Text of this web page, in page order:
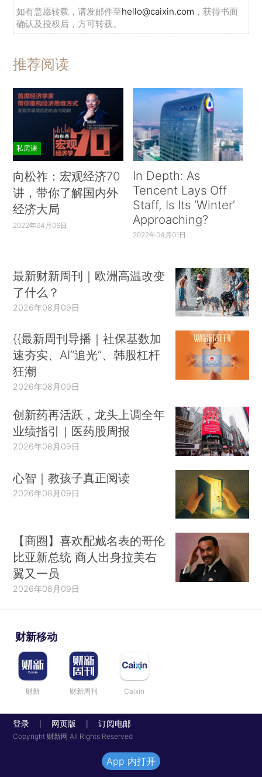
如有意愿转载，请发邮件至hello@caixin.com ，获得书面
确认及授权后，方可转载。
推荐阅读
私房课
向松祚：宏观经济70
讲，带你了解国内外
经济大局
2022年04月06日
In Depth: As
Tencent Lays Off
Staff, Is Its ‘Winter’
Approaching?
2022年04月01日
最新财新周刊｜欧洲高温改变
了什么？
2026年08月09日
{{最新周刊导播｜社保基数加
速夯实、AI“追光”、韩股杠杆
狂潮
2026年08月09日
创新药再活跃，龙头上调全年
业绩指引｜医药股周报
2026年08月09日
心智｜教孩子真正阅读
2026年08月09日
【商圈】喜欢配戴名表的哥伦
比亚新总统 商人出身拉美右
翼又一员
2026年08月09日
财新移动
财新 财新周刊 Caixin
登录 网页版 订阅电邮
Copyright 财新网 All Rights Reserved
App 内打开